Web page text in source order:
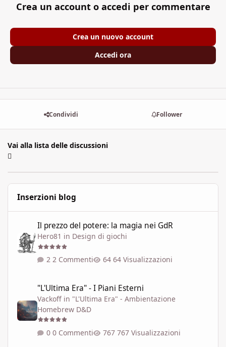
Crea un account o accedi per commentare
Crea un nuovo account
Accedi ora
Condividi Follower
Vai alla lista delle discussioni
Inserzioni blog
Il prezzo del potere: la magia nei GdR
Hero81 in Design di giochi
2 Commenti 64 Visualizzazioni
"L'Ultima Era" - I Piani Esterni
Vackoff in "L'Ultima Era" - Ambientazione
Homebrew D&D
0 Commenti 767 Visualizzazioni